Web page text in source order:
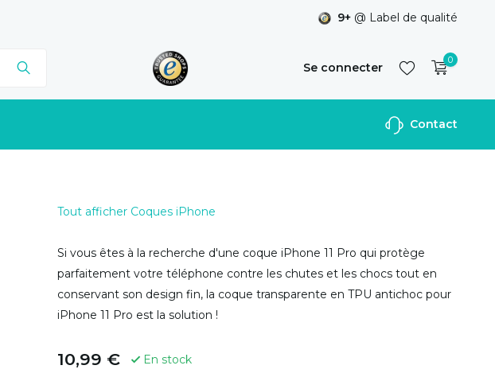
9+ @ Label de qualité
Se connecter
S'inscrire
0
Contact
Tout afficher Coques iPhone
Si vous êtes à la recherche d'une coque iPhone 11 Pro qui protège
parfaitement votre téléphone contre les chutes et les chocs tout en
conservant son design fin, la coque transparente en TPU antichoc pour
iPhone 11 Pro est la solution !
10,99 € En stock